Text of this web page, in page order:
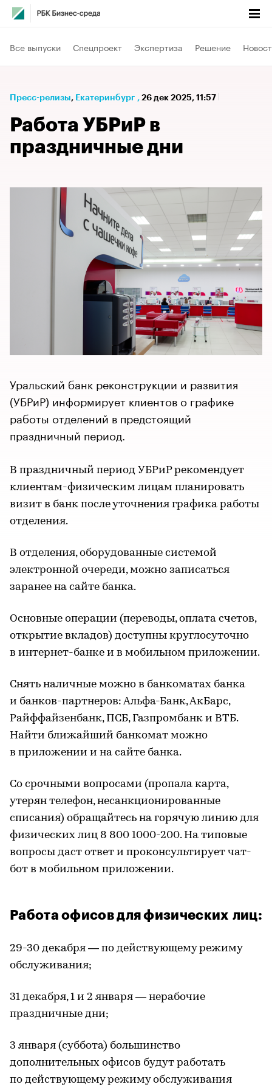
Все выпуски Спецпроект Экспертиза Решение
Пресс-релизы⁠, Екатеринбург , 26 дек 2025, 11:57
Работа УБРиР в
праздничные дни
Уральский банк реконструкции и развития
(УБРиР) информирует клиентов о графике
работы отделений в предстоящий
праздничный период.
В праздничный период УБРиР рекомендует
клиентам-физическим лицам планировать
визит в банк после уточнения графика работы
отделения.
В отделения, оборудованные системой
электронной очереди, можно записаться
заранее на сайте банка.
Основные операции (переводы, оплата счетов,
открытие вкладов) доступны круглосуточно
в интернет-банке и в мобильном приложении.
Снять наличные можно в банкоматах банка
и банков-партнеров: Альфа-Банк, АкБарс,
Райффайзенбанк, ПСБ, Газпромбанк и ВТБ.
Найти ближайший банкомат можно
в приложении и на сайте банка.
Со срочными вопросами (пропала карта,
утерян телефон, несанкционированные
списания) обращайтесь на горячую линию для
физических лиц 8 800 1000-200. На типовые
вопросы даст ответ и проконсультирует чат-
бот в мобильном приложении.
Работа офисов для физических лиц:
29-30 декабря — по действующему режиму
обслуживания;
31 декабря, 1 и 2 января — нерабочие
праздничные дни;
3 января (суббота) большинство
дополнительных офисов будут работать
по действующему режиму обслуживания